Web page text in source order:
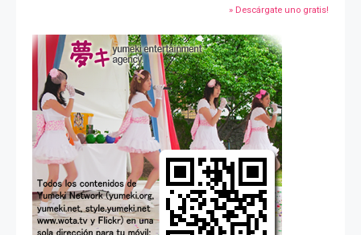
» Descárgate uno gratis!